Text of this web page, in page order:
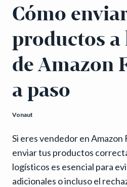
Cómo
productos a
de Amazon
a paso
Vonaut
Si eres vendedor en Amazon
enviar tus productos
logísticos es esencial para
adicionales o incluso el